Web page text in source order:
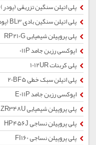
پلی اتیلن سنگین تزریقی (پودر) 52518
پلی اتیلن سنگین بادی BL3 (پودر)
پلی پروپیلن شیمیایی RP210G
اپوکسی رزین جامد 011P
پلی کربنات 1012UR
پلی اتیلن سبک خطی 20BF5
اپوکسی رزین جامد E011P
پلی پروپیلن شیمیایی ZR348U
پلی پروپیلن نساجی HP456J
پلی پروپیلن نساجی FI160